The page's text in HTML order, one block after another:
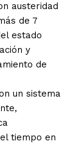
austeridad
de 7
estado
y
de
un sistema
tiempo en